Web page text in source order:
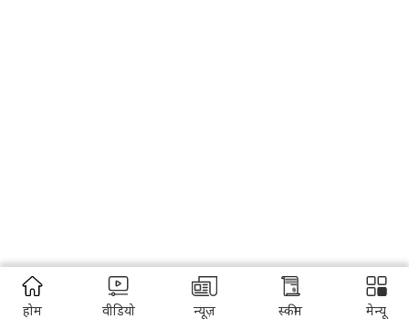
होम वीडियो न्यूज़ स्कीम मेन्यू